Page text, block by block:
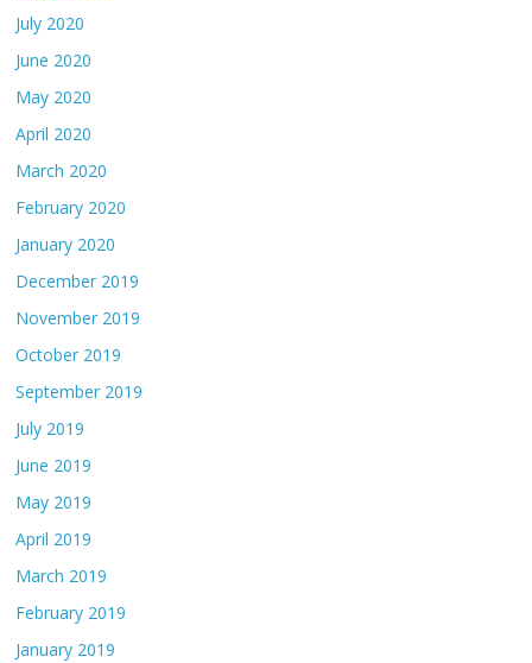
July 2020
June 2020
May 2020
April 2020
March 2020
February 2020
January 2020
December 2019
November 2019
October 2019
September 2019
July 2019
June 2019
May 2019
April 2019
March 2019
February 2019
January 2019